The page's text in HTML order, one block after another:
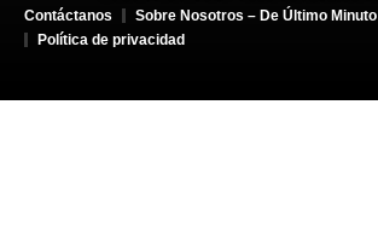
Contáctanos
Sobre Nosotros – De Último Minuto
Política de privacidad